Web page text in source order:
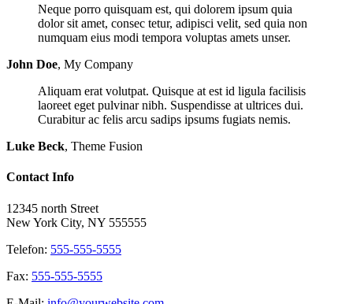
Neque porro quisquam est, qui dolorem ipsum quia
dolor sit amet, consec tetur, adipisci velit, sed quia non
numquam eius modi tempora voluptas amets unser.
John Doe, My Company
Aliquam erat volutpat. Quisque at est id ligula facilisis
laoreet eget pulvinar nibh. Suspendisse at ultrices dui.
Curabitur ac felis arcu sadips ipsums fugiats nemis.
Luke Beck, Theme Fusion
Contact Info
12345 north Street
New York City, NY 555555
Telefon: 555-555-5555
Fax: 555-555-5555